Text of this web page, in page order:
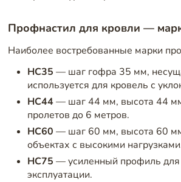
Профнастил для кровли —
Наиболее востребованные марки
НС35 — шаг гофра 35 мм,
используется для кровель с
НС44— шаг 44 мм, высота 44
пролетов до 6 метров.
НС60 — шаг 60 мм, высота 60
объектах с высокими
НС75 — усиленный профиль
эксплуатации.